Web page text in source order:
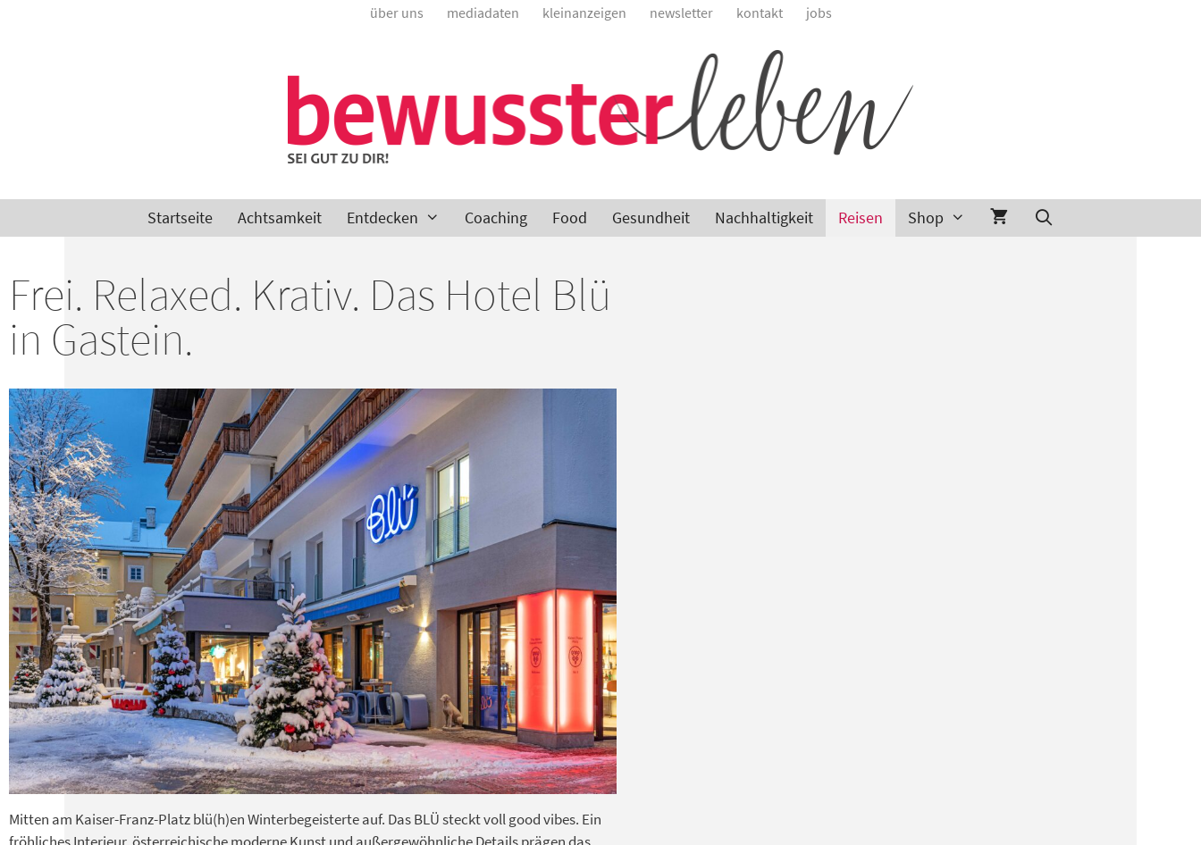
über uns mediadaten kleinanzeigen newsletter kontakt jobs
Startseite Achtsamkeit Entdecken Coaching Food Gesundheit Nachhaltigkeit Reisen Shop
Frei. Relaxed. Krativ. Das Hotel Blü
in Gastein.
Mitten am Kaiser-Franz-Platz blü(h)en Winterbegeisterte auf. Das BLÜ steckt voll good vibes. Ein